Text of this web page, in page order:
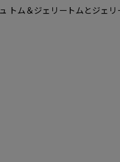
ム＆ジェリートムとジェリ